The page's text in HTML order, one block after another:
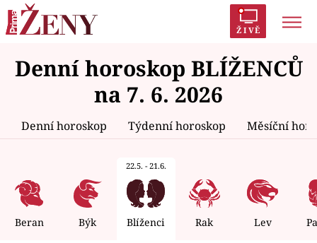
ŽIVĚ
Trendy: Polabí Inspekce Prostřeno!
AYTO?
Zrádci Proměny
Témata
Celebrity
Denní horoskop BLÍŽENCŮ
na 7. 6. 2026
Denní horoskop Týdenní horoskop Měsíční
Beran Býk
22.5. - 21.6.
Blíženci Rak Lev